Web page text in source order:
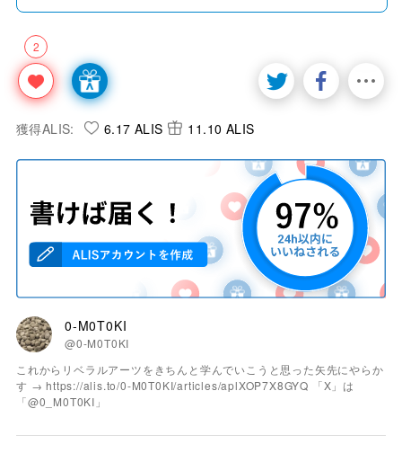
2
獲得ALIS: 6.17 ALIS 11.10 ALIS
0-M0T0KI
@0-M0T0KI
これからリベラルアーツをきちんと学んでいこうと思った矢先にやらか
す → https://alis.to/0-M0T0KI/articles/aplXOP7X8GYQ 「X」は
「@0_M0T0KI」